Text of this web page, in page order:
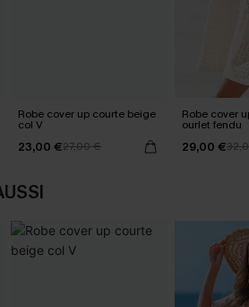
Robe cover up courte beige
col V
23,00 €27,00 €
Robe cover
ourlet fendu
29,00 €